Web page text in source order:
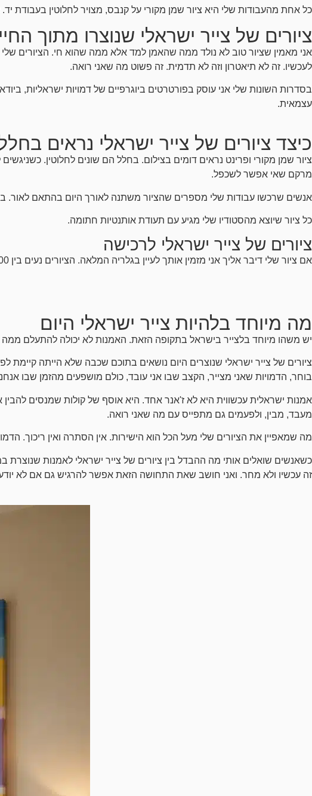
כל אחת מהעבודות שלי היא ציור שמן מקורי על קנבס, מצויר לחלוטין בעבודת
ציורים של צייר ישראלי שנוצרו מתוך
אני מאמין שציור טוב לא נולד ממה שהאמן למד אלא ממה שהוא חי. הציורים
לעכשיו. זה לא תיאטרון וזה לא תדמית. זה פשוט מה שאני רואה.
עצמאית.
כיצד ציורים של צייר ישראלי נראים
ציור שמן מקורי ופרינט נראים דומים בצילום. בחלל הם שונים לחלוטין.
מרקם שאי אפשר לשכפל.
אנשים שרכשו עבודות שלי מספרים שהציור משתנה לאורך היום בהתאם
כל ציור שיוצא מהסטודיו שלי מגיע עם תעודת אותנטיות חתומה.
ציורים של צייר ישראלי לרכישה
אם ציור שלי דיבר אליך אני מזמין אותך לעיין בגלריה המלאה. הציורים נעים בין 3,000 ל-7,000 שקלים בהתאם למידות ולמורכבות. כל רכישה כוללת ייעוץ אישי ותיאום משלוח שאני מטפל בו בעצמי.
מה מיוחד בלהיות צייר ישראלי היום
יש משהו מיוחד בלצייר בישראל בתקופה הזאת. האמנות לא יכולה להתעלם
ציורים של צייר ישראלי שנוצרים היום נושאים בתוכם שכבה שלא הייתה
בוחר, הדמויות שאני מצייר, הקצב שבו אני עובד, כולם מושפעים מהזמן שבו
אמנות ישראלית עכשווית היא לא ז'אנר אחד. היא אוסף של קולות שמנסים
מעבד, מבין, ולפעמים גם מתפייס עם מה שאני רואה.
מה שמאפיין את הציורים שלי מעל הכל הוא הישירות. אין הסתרה ואין ריכוך.
כשאנשים שואלים אותי מה ההבדל בין ציורים של צייר ישראלי לאמנות
זה עכשיו ולא מחר. ואני חושב שאת התחושה הזאת אפשר להרגיש גם אם לא